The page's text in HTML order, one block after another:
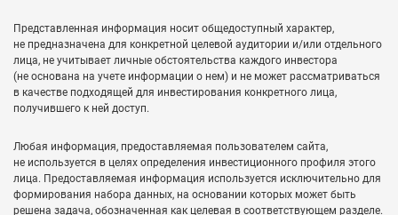
Представленная информация носит общедоступный характер,
не предназначена для конкретной целевой аудитории и/или отдельного
лица, не учитывает личные обстоятельства каждого инвестора
(не основана на учете информации о нем) и не может рассматриваться
в качестве подходящей для инвестирования конкретного лица,
получившего к ней доступ.
Любая информация, предоставляемая пользователем сайта,
не используется в целях определения инвестиционного профиля этого
лица. Предоставляемая информация используется исключительно для
формирования набора данных, на основании которых может быть
решена задача, обозначенная как целевая в соответствующем разделе.